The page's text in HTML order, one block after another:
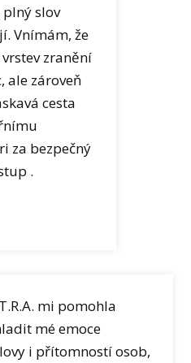
plný slov
Vnímám, že
zranění
ale zároveň
cesta
za bezpečný
.
mi pomohla
mé emoce
i přítomností osob,